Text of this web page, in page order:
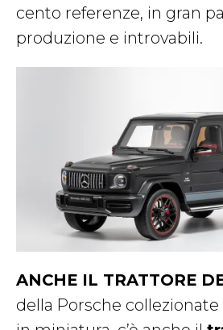
cento referenze, in gran
produzione e introvabili.
ANCHE IL TRATTORE
della Porsche